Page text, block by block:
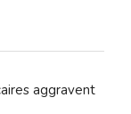
aggravent